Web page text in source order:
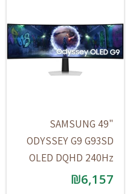
SAMSUNG 49"
ODYSSEY G9 G93SD
OLED DQHD 240Hz
₪6,157